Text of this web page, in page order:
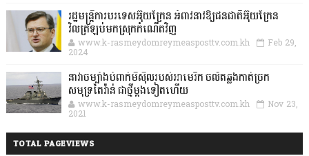
រដ្ឋមន្ត្រីការបរទេសអ៊ុយក្រែន អំពាវនាវឱ្យជនជាតិអ៊ុយក្រែន
វិលត្រឡប់មកស្រុកកំណើតវិញ
www.k-rasmeydomreymeasposttv.com.kh Feb 29,
2024
នាវាចម្បាំងបំពាក់មីស៊ីលរបស់អាមេរិក ចល័តឆ្លងកាត់ច្រក
សមុទ្រតៃវ៉ាន់ ជាថ្មីម្តងទៀតហើយ
www.k-rasmeydomreymeasposttv.com.kh Nov 23,
2021
TOTAL PAGEVIEWS